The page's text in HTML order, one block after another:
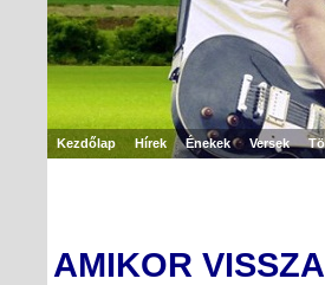
Kezdőlap Hírek Énekek Versek
AMIKOR